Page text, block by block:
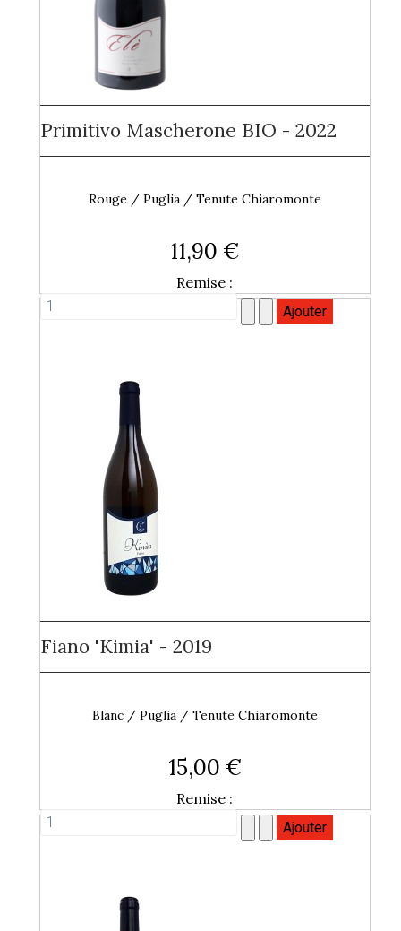
Primitivo Mascherone BIO - 2022
Rouge / Puglia / Tenute Chiaromonte
11,90 €
Remise :
Fiano 'Kimia' - 2019
Blanc / Puglia / Tenute Chiaromonte
15,00 €
Remise :